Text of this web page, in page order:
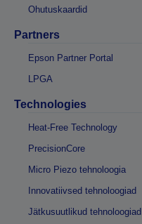
Ohutuskaardid
Partners
Epson Partner Portal
LPGA
Technologies
Heat-Free Technology
PrecisionCore
Micro Piezo tehnoloogia
Innovatiivsed tehnoloogiad
Jätkusuutlikud tehnoloogiad